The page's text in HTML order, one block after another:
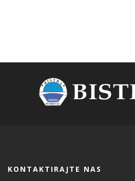
KONTAKTIRAJTE NAS